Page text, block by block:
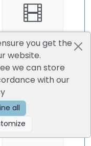
Prema Pranaya
(Kannada) (2003)
Kannada
you get the
website.
we can store
with our
Decline all
Customize